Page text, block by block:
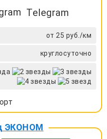
Telegram
от 25 руб./км
круглосуточно
ЭКОНОМ